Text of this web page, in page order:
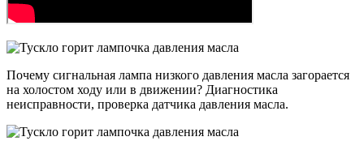
Почему сигнальная лампа низкого давления масла загорается
на холостом ходу или в движении? Диагностика
неисправности, проверка датчика давления масла.